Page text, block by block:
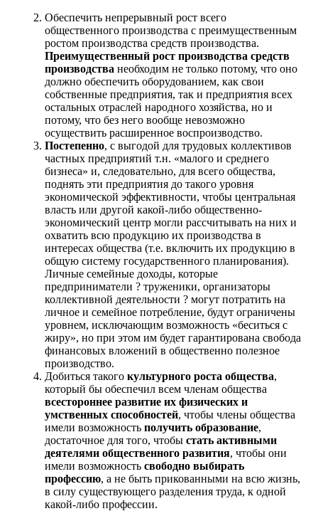
Обеспечить непрерывный рост всего
общественного производства с преимущественным
ростом производства средств производства.
Преимущественный рост производства средств
производства необходим не только потому, что оно
должно обеспечить оборудованием, как свои
собственные предприятия, так и предприятия всех
остальных отраслей народного хозяйства, но и
потому, что без него вообще невозможно
осуществить расширенное воспроизводство.
Постепенно, с выгодой для трудовых коллективов
частных предприятий т.н. «малого и среднего
бизнеса» и, следовательно, для всего общества,
поднять эти предприятия до такого уровня
экономической эффективности, чтобы центральная
власть или другой какой-либо общественно-
экономический центр могли рассчитывать на них и
охватить всю продукцию их производства в
интересах общества (т.е. включить их продукцию в
общую систему государственного планирования).
Личные семейные доходы, которые
предприниматели ? труженики, организаторы
коллективной деятельности ? могут потратить на
личное и семейное потребление, будут ограничены
уровнем, исключающим возможность «беситься с
жиру», но при этом им будет гарантирована свобода
финансовых вложений в общественно полезное
производство.
Добиться такого культурного роста общества,
который бы обеспечил всем членам общества
всестороннее развитие их физических и
умственных способностей, чтобы члены общества
имели возможность получить образование,
достаточное для того, чтобы стать активными
деятелями общественного развития, чтобы они
имели возможность свободно выбирать
профессию, а не быть прикованными на всю жизнь,
в силу существующего разделения труда, к одной
какой-либо профессии.